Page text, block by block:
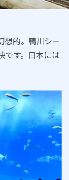
想的。鴨川シー
です。日本には